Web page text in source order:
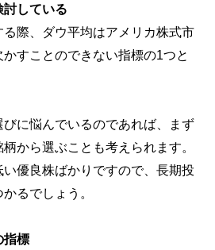
討している
る際、ダウ平均はアメリカ株式市
すことのできない指標の1つと
びに悩んでいるのであれば、まず
から選ぶことも考えられます。
優良株ばかりですので、長期投
るでしょう。
指標